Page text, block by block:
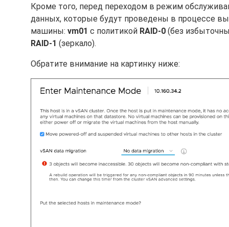
Кроме того, перед переходом в режим
данных, которые будут проведены в процессе
машины: vm01 с политикой RAID-0 (без
RAID-1 (зеркало).
Обратите внимание на картинку ниже: